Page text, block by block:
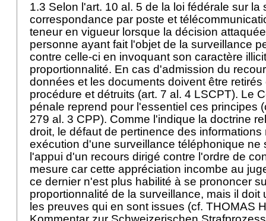
1.3 Selon l'art. 10 al. 5 de la loi fédérale sur la
correspondance par poste et
teneur en vigueur lorsque la décision
personne ayant fait l'objet de la surveillance
contre celle-ci en invoquant son caractère
proportionnalité. En cas d'admission du
données et les documents doivent être
procédure et détruits (art. 7 al. 4 LSCPT). Le
pénale reprend pour l'essentiel ces principes
279 al. 3 CPP). Comme l'indique la doctrine
droit, le défaut de pertinence des informations
exécution d'une surveillance téléphonique ne
l'appui d'un recours dirigé contre l'ordre de
mesure car cette appréciation incombe au
ce dernier n'est plus habilité à se prononcer
proportionnalité de la surveillance, mais il doit
les preuves qui en sont issues (cf. THOMAS